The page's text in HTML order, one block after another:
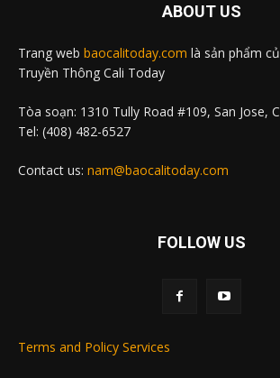
ABOUT US
Trang web baocalitoday.com là sản phẩm
Truyền Thông Cali Today
Tòa soạn: 1310 Tully Road #109, San Jose,
Tel: (408) 482-6527
Contact us: nam@baocalitoday.com
FOLLOW US
Terms and Policy Services